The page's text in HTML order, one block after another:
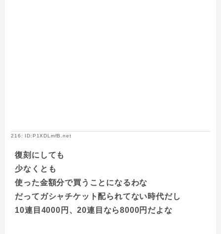
216: ID:P1XDLmfB.net
復刻にしても
少なくとも
使った金額分で買うことになるわな
だってガシャチケット配られてない時代だし
10連目4000円、20連目なら8000円だよな